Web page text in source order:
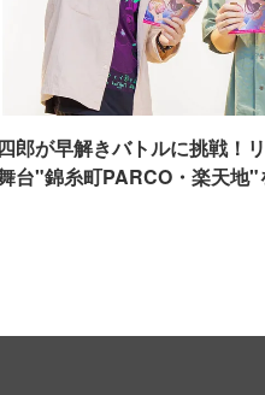
郎が早解きバトルに挑戦！
台"錦糸町PARCO・楽天地"